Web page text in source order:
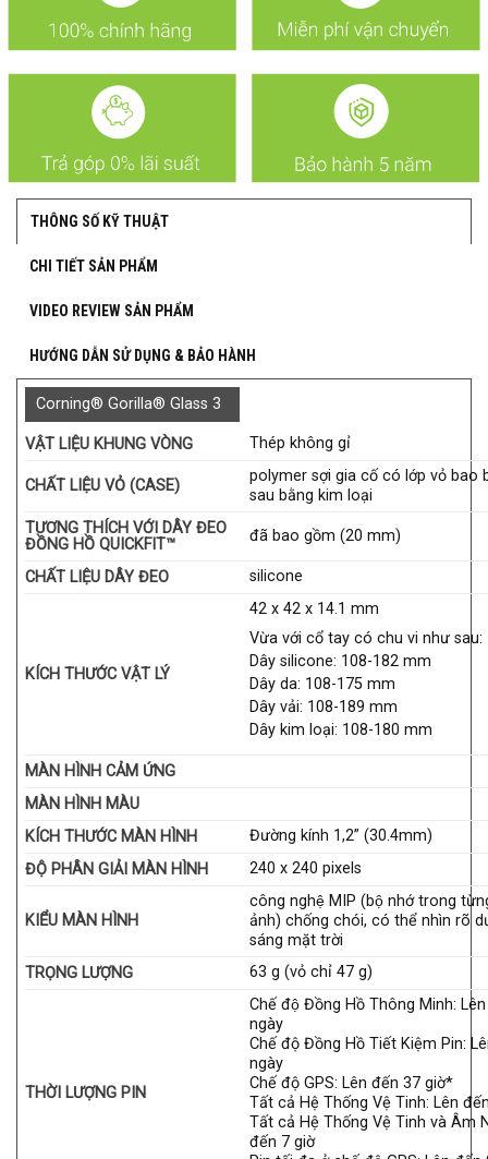
THÔNG SỐ KỸ THUẬT
CHI TIẾT SẢN PHẨM
VIDEO REVIEW SẢN PHẨM
HƯỚNG DẪN SỬ DỤNG & BẢO HÀNH
Corning® Gorilla® Glass 3
VẬT LIỆU KHUNG VÒNG Thép không gỉ
CHẤT LIỆU VỎ (CASE)
polymer sợi gia cố có lớp vỏ bao
sau bằng kim loại
TƯƠNG THÍCH VỚI DÂY ĐEO
ĐỒNG HỒ QUICKFIT™
đã bao gồm (20 mm)
CHẤT LIỆU DÂY ĐEO silicone
KÍCH THƯỚC VẬT LÝ
42 x 42 x 14.1 mm
Vừa với cổ tay có chu vi như sau:
Dây silicone: 108-182 mm
Dây da: 108-175 mm
Dây vải: 108-189 mm
Dây kim loại: 108-180 mm
MÀN HÌNH CẢM ỨNG
MÀN HÌNH MÀU
KÍCH THƯỚC MÀN HÌNH
Đường kính 1,2” (30.4mm)
ĐỘ PHÂN GIẢI MÀN HÌNH
240 x 240 pixels
KIỂU MÀN HÌNH
công nghệ MIP (bộ nhớ trong
ảnh) chống chói, có thể nhìn rõ
sáng mặt trời
TRỌNG LƯỢNG
63 g (vỏ chỉ 47 g)
THỜI LƯỢNG PIN
Chế độ Đồng Hồ Thông Minh:
ngày
Chế độ Đồng Hồ Tiết Kiệm Pin:
ngày
Chế độ GPS: Lên đến 37 giờ*
Tất cả Hệ Thống Vệ Tinh: Lên
Tất cả Hệ Thống Vệ Tinh và Âm
đến 7 giờ